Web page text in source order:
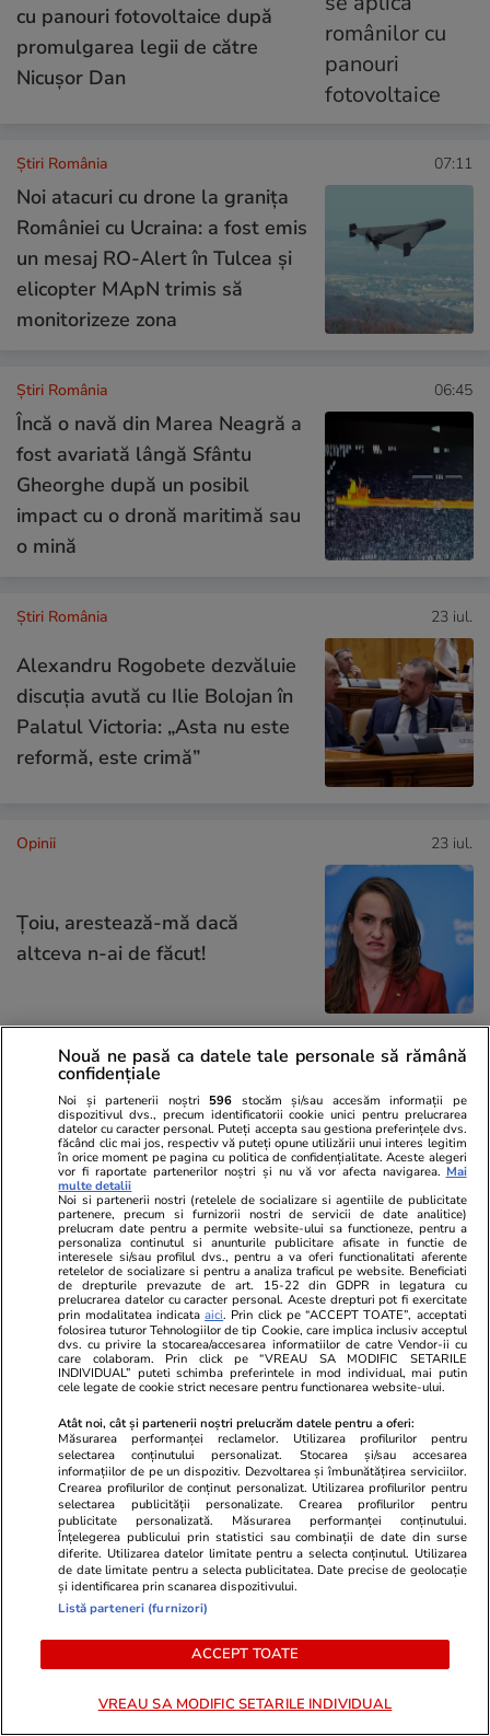
cu panouri fotovoltaice după
promulgarea legii de către
Nicușor Dan
Știri România 07:11
Noi atacuri cu drone la granița
României cu Ucraina: a fost emis
un mesaj RO-Alert în Tulcea și
elicopter MApN trimis să
monitorizeze zona
Știri România 06:45
Încă o navă din Marea Neagră a
fost avariată lângă Sfântu
Gheorghe după un posibil
impact cu o dronă maritimă sau
o mină
Știri România 23 iul.
Alexandru Rogobete dezvăluie
discuția avută cu Ilie Bolojan în
Palatul Victoria: „Asta nu este
reformă, este crimă”
Opinii 23 iul.
Țoiu, arestează-mă dacă
altceva n-ai de făcut!
Lumea după 2015
21 iul.
De la muncitorul eroic la
votantul antipatic: două fețe ale
clasei populare
21 iul.
Tăcerea mieilor
Nouă ne pasă ca datele tale personale să rămână
confidențiale
Noi și partenerii noștri 596 stocăm și/sau accesăm informații pe
dispozitivul dvs., precum identificatorii cookie unici pentru prelucrarea
datelor cu caracter personal. Puteți accepta sau gestiona preferințele dvs.
făcând clic mai jos, respectiv vă puteți opune utilizării unui interes legitim
în orice moment pe pagina cu politica de confidențialitate. Aceste alegeri
vor fi raportate partenerilor noștri și nu vă vor afecta navigarea. Mai
multe detalii
Noi si partenerii nostri (retelele de socializare si agentiile de publicitate
partenere, precum si furnizorii nostri de servicii de date analitice)
prelucram date pentru a permite website-ului sa functioneze, pentru a
personaliza continutul si anunturile publicitare afisate in functie de
interesele si/sau profilul dvs., pentru a va oferi functionalitati aferente
retelelor de socializare si pentru a analiza traficul pe website. Beneficiati
de drepturile prevazute de art. 15-22 din GDPR in legatura cu
prelucrarea datelor cu caracter personal. Aceste drepturi pot fi exercitate
prin modalitatea indicataaici. Prin click pe “ACCEPT TOATE”, acceptati
folosirea tuturor Tehnologiilor de tip Cookie, care implica inclusiv acceptul
dvs. cu privire la stocarea/accesarea informatiilor de catre Vendor-ii cu
care colaboram. Prin click pe “VREAU SA MODIFIC SETARILE
INDIVIDUAL” puteti schimba preferintele in mod individual, mai putin
cele legate de cookie strict necesare pentru functionarea website-ului.
Atât noi, cât și partenerii noștri prelucrăm datele pentru a oferi:
Măsurarea performanței reclamelor. Utilizarea profilurilor pentru
selectarea conținutului personalizat. Stocarea și/sau accesarea
informațiilor de pe un dispozitiv. Dezvoltarea și îmbunătățirea serviciilor.
Crearea profilurilor de conținut personalizat. Utilizarea profilurilor pentru
selectarea publicității personalizate. Crearea profilurilor pentru
publicitate personalizată. Măsurarea performanței conținutului.
Înțelegerea publicului prin statistici sau combinații de date din surse
diferite. Utilizarea datelor limitate pentru a selecta conținutul. Utilizarea
de date limitate pentru a selecta publicitatea. Date precise de geolocație
și identificarea prin scanarea dispozitivului.
Listă parteneri (furnizori)
ACCEPT TOATE
VREAU SA MODIFIC SETARILE INDIVIDUAL